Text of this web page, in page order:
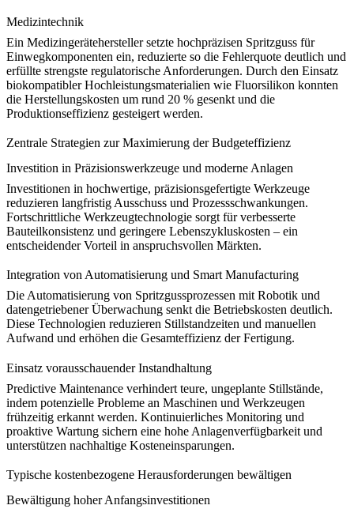
Medizintechnik
Ein Medizingerätehersteller setzte hochpräzisen Spritzguss für
Einwegkomponenten ein, reduzierte so die Fehlerquote deutlich und
erfüllte strengste regulatorische Anforderungen. Durch den Einsatz
biokompatibler Hochleistungsmaterialien wie Fluorsilikon konnten
die Herstellungskosten um rund 20 % gesenkt und die
Produktionseffizienz gesteigert werden.
Zentrale Strategien zur Maximierung der Budgeteffizienz
Investition in Präzisionswerkzeuge und moderne Anlagen
Investitionen in hochwertige, präzisionsgefertigte Werkzeuge
reduzieren langfristig Ausschuss und Prozessschwankungen.
Fortschrittliche Werkzeugtechnologie sorgt für verbesserte
Bauteilkonsistenz und geringere Lebenszykluskosten – ein
entscheidender Vorteil in anspruchsvollen Märkten.
Integration von Automatisierung und Smart Manufacturing
Die Automatisierung von Spritzgussprozessen mit Robotik und
datengetriebener Überwachung senkt die Betriebskosten deutlich.
Diese Technologien reduzieren Stillstandzeiten und manuellen
Aufwand und erhöhen die Gesamteffizienz der Fertigung.
Einsatz vorausschauender Instandhaltung
Predictive Maintenance verhindert teure, ungeplante Stillstände,
indem potenzielle Probleme an Maschinen und Werkzeugen
frühzeitig erkannt werden. Kontinuierliches Monitoring und
proaktive Wartung sichern eine hohe Anlagenverfügbarkeit und
unterstützen nachhaltige Kosteneinsparungen.
Typische kostenbezogene Herausforderungen bewältigen
Bewältigung hoher Anfangsinvestitionen